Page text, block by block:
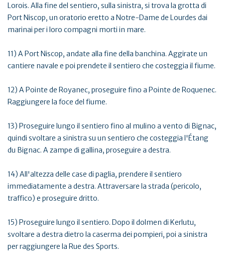
Lorois. Alla fine del sentiero, sulla sinistra, si trova la grotta di
Port Niscop, un oratorio eretto a Notre-Dame de Lourdes dai
marinai per i loro compagni morti in mare.
11) A Port Niscop, andate alla fine della banchina. Aggirate un
cantiere navale e poi prendete il sentiero che costeggia il fiume.
12) A Pointe de Royanec, proseguire fino a Pointe de Roquenec.
Raggiungere la foce del fiume.
13) Proseguire lungo il sentiero fino al mulino a vento di Bignac,
quindi svoltare a sinistra su un sentiero che costeggia l'Étang
du Bignac. A zampe di gallina, proseguire a destra.
14) All'altezza delle case di paglia, prendere il sentiero
immediatamente a destra. Attraversare la strada (pericolo,
traffico) e proseguire dritto.
15) Proseguire lungo il sentiero. Dopo il dolmen di Kerlutu,
svoltare a destra dietro la caserma dei pompieri, poi a sinistra
per raggiungere la Rue des Sports.